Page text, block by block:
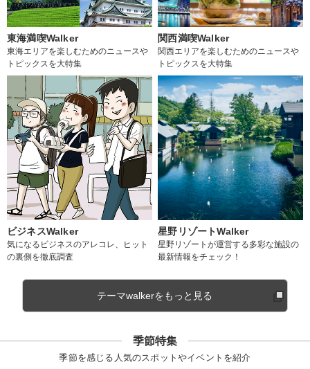
東海満喫Walker
東海エリアを楽しむためのニュースや
トピックスを大特集
関西満喫Walker
関西エリアを楽しむためのニュースや
トピックスを大特集
ビジネスWalker
気になるビジネスのアレコレ、ヒット
の裏側を徹底調査
星野リゾートWalker
星野リゾートが運営する多彩な施設の
最新情報をチェック！
テーマwalkerをもっと見る
季節特集
季節を感じる人気のスポットやイベントを紹介